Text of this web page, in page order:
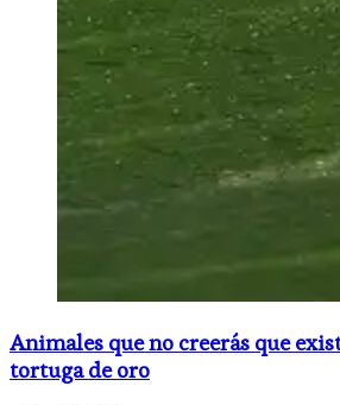
Animales que no creerás que
tortuga de oro